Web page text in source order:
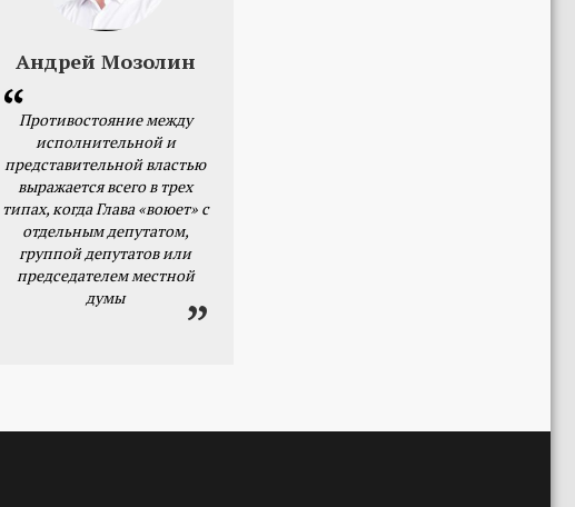
Андрей Мозолин
Противостояние между
исполнительной и
представительной властью
выражается всего в трех
типах, когда Глава «воюет» с
отдельным депутатом,
группой депутатов или
председателем местной
думы